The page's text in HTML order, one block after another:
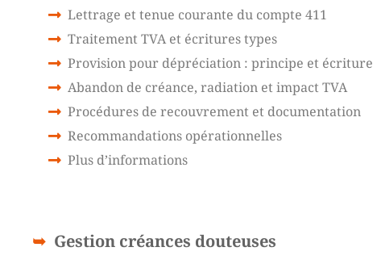
Lettrage et tenue courante du compte 411
Traitement TVA et écritures types
Provision pour dépréciation : principe et écriture
Abandon de créance, radiation et impact TVA
Procédures de recouvrement et documentation
Recommandations opérationnelles
Plus d’informations
Gestion créances douteuses